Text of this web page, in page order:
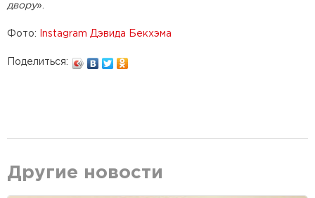
двору».
Фото: Instagram Дэвида Бекхэма
Поделиться:
Другие новости